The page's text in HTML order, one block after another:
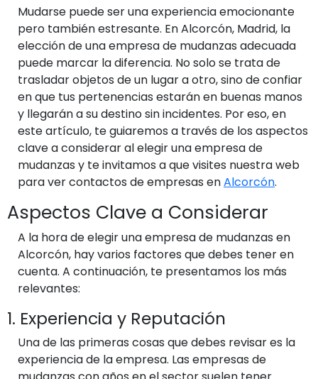
Mudarse puede ser una experiencia emocionante
pero también estresante. En Alcorcón, Madrid, la
elección de una empresa de mudanzas adecuada
puede marcar la diferencia. No solo se trata de
trasladar objetos de un lugar a otro, sino de confiar
en que tus pertenencias estarán en buenas manos
y llegarán a su destino sin incidentes. Por eso, en
este artículo, te guiaremos a través de los aspectos
clave a considerar al elegir una empresa de
mudanzas y te invitamos a que visites nuestra web
para ver contactos de empresas enAlcorcón.
Aspectos Clave a Considerar
A la hora de elegir una empresa de mudanzas en
Alcorcón, hay varios factores que debes tener en
cuenta. A continuación, te presentamos los más
relevantes:
1. Experiencia y Reputación
Una de las primeras cosas que debes revisar es la
experiencia de la empresa. Las empresas de